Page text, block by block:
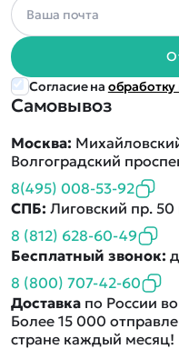
Самовывоз
Москва:
Волгоградский
8(495) 008-53-92
СПБ: Лиговский пр. 50
8 (812) 628-60-49
Бесплатный звонок:
8 (800) 707-42-60
Доставка по России
Более 15 000
стране каждый месяц!
Согласие на